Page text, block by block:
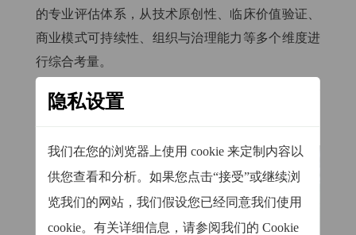
的专业评估体系，从技术原创性、临床价值验证、
商业模式可持续性、组织与治理能力等多个维度进
行综合考量。
未来行业演进中的潜在影响力，被视为中国医药健
隐私设置
我们在您的浏览器上使用 cookie 来定制内容以
供您查看和分析。如果您点击“接受”或继续浏
览我们的网站，我们假设您已经同意我们使用
cookie。有关详细信息，请参阅我们的 Cookie